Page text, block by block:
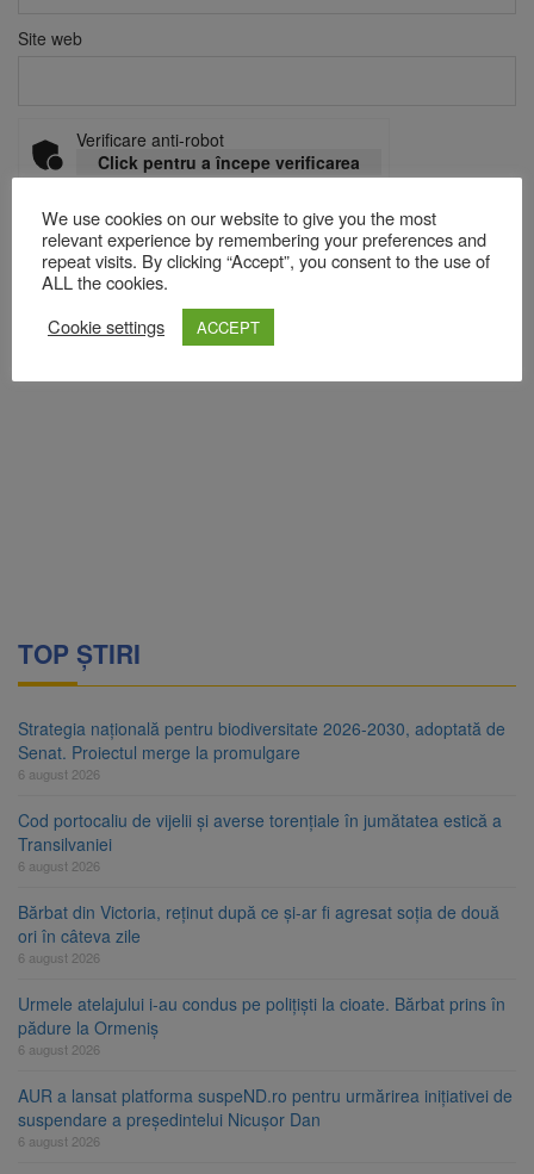
Site web
Verificare anti-robot
Click pentru a începe verificarea
Acest site folosește Akismet pentru a reduce spamul.
sunt procesate datele comentariilor tale
TOP ȘTIRI
Strategia națională pentru biodiversitate 2026-2030, adoptată de
Senat. Proiectul merge la promulgare
6 august 2026
Cod portocaliu de vijelii și averse torențiale în jumătatea estică a
Transilvaniei
6 august 2026
Bărbat din Victoria, reținut după ce și-ar fi agresat soția de două
ori în câteva zile
6 august 2026
Urmele atelajului i-au condus pe polițiști la cioate. Bărbat prins în
pădure la Ormeniș
6 august 2026
AUR a lansat platforma suspeND.ro pentru urmărirea inițiativei de
suspendare a președintelui Nicușor Dan
6 august 2026
We use cookies on our website to give you the most
relevant experience by remembering your preferences and
repeat visits. By clicking “Accept”, you consent to the use of
ALL the cookies.
Cookie settings
ACCEPT